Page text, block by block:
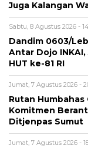
Juga Kalangan
Sabtu, 8 Agustus 2026 -
Dandim 0603/
Antar Dojo
HUT ke-81 RI
Jumat, 7 Agustus 2026 -
Rutan
Komitmen
Ditjenpas Sumut
Jumat, 7 Agustus 2026 -